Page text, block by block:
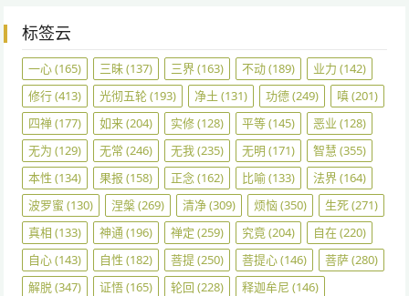
标签云
一心(165) 三昧(137) 三界(163) 不动(189) 业力 (142)
修行(413) 光彻五轮(193) 净土 (131) 功德(249) 嗔(201)
四禅(177) 如来(204) 实修(128) 平等(145) 恶业 (128)
无为 (129) 无常 (246) 无我(235) 无明 (171) 智慧 (355)
本性 (134) 果报 (158) 正念(162) 比喻(133) 法界(164)
波罗蜜 (130) 涅槃(269) 清净(309) 烦恼(350) 生死(271)
真相 (133) 神通 (196) 禅定 (259) 究竟(204) 自在(220)
自心(143) 自性 (182) 菩提(250) 菩提心(146) 菩萨(280)
解脱(347) 证悟(165) 轮回 (228) 释迦牟尼 (146)